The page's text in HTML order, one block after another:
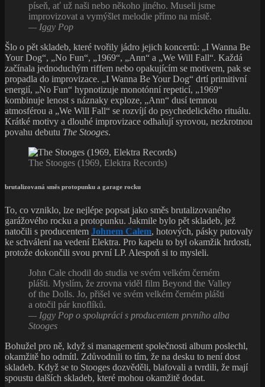
píseň, ať už naši nebo někoho jiného. Museli jsme
improvizovat a vymýšlet melodie přímo na místě.
— Iggy Pop
Šlo o pět skladeb, které tvořily jádro jejich koncertů: „I Wanna Be
Your Dog“, „No Fun“, „1969“, „Ann“ a „We Will Fall“. Každá
začínala jednoduchým riffem nebo opakujícím se motivem, pak se
propadla do improvizace. „I Wanna Be Your Dog“ drtí primitivní
energií, „No Fun“ hypnotizuje monotónní repeticí, „1969“
kombinuje lenost s náznaky exploze, „Ann“ dusí temnou
atmosférou a „We Will Fall“ se rozvíjí do psychedelického rituálu.
Krátké motivy a dlouhé improvizace odhalují syrovou, nezkrotnou
povahu debutu The Stooges.
The Stooges (1969, Elektra Records)
brutalizovaná směs protopunku a garage rocku
To, co vzniklo, lze nejlépe popsat jako směs brutalizovaného
garážového rocku a protopunku. Jakmile bylo pět skladeb, jež
natočili s producentem Johnem Calem, hotových, pásky putovaly
ke schválení na vedení Elektra. Pro kapelu to byl okamžik hrdosti,
protože dokončili svou první LP. Alespoň si to mysleli.
John Cale chodil do studia ve svém velkém černém
plášti. Myslím, že zrovna viděl film Beyond the Valley
of the Dolls. Jo, přišel ve svém velkém černém plášti
a otočil pár knoflíků.
— Iggy Pop o spolupráci s producentem prvního alba
Stooges
Bohužel pro ně, když si management společnosti album poslechl,
okamžitě ho odmítl. Zdůvodnili to tím, že na desku to není dost
skladeb. Když se to Stooges dozvěděli, blafovali a tvrdili, že mají
spoustu dalších skladeb, které mohou okamžitě dodat.